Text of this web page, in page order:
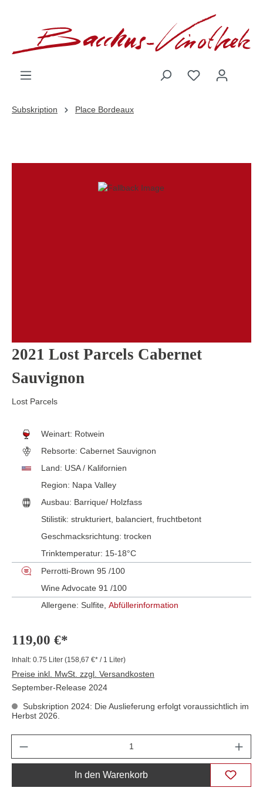
Subskription Place Bordeaux
2021 Lost Parcels Cabernet
Sauvignon
Lost Parcels
Weinart: Rotwein
Rebsorte: Cabernet Sauvignon
Land: USA / Kalifornien
Region: Napa Valley
Ausbau: Barrique/ Holzfass
Stilistik: strukturiert , balanciert , fruchtbetont
Geschmacksrichtung: trocken
Trinktemperatur: 15-18°C
Perrotti-Brown 95 /100
Wine Advocate 91 /100
Allergene: Sulfite, Abfüllerinformation
119,00 €*
Inhalt: 0.75 Liter (158,67 €* / 1 Liter)
Preise inkl. MwSt. zzgl. Versandkosten
September-Release 2024
Subskription 2024: Die Auslieferung erfolgt voraussichtlich im
Herbst 2026.
In den Warenkorb